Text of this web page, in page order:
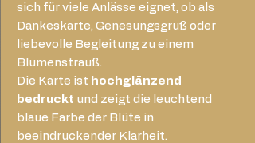
sich für viele Anlässe eignet, ob als
Dankeskarte, Genesungsgruß oder
liebevolle Begleitung zu einem
Blumenstrauß.
Die Karte ist hochglänzend
bedruckt und zeigt die leuchtend
blaue Farbe der Blüte in
beeindruckender Klarheit.